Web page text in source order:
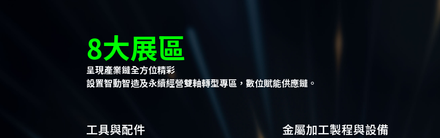
8大展區
呈現產業鏈全方位精彩
設置智動智造及永續經營雙軸轉型專區，數位賦能供應鏈。
工具與配件 金屬加工製程與設備